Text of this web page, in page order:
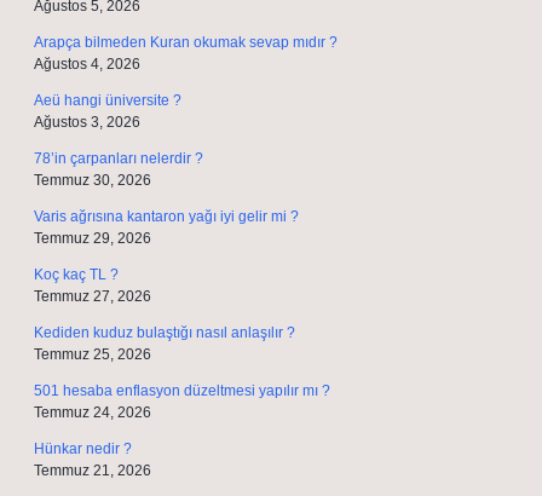
Ağustos 5, 2026
Arapça bilmeden Kuran okumak sevap mıdır ?
Ağustos 4, 2026
Aeü hangi üniversite ?
Ağustos 3, 2026
78’in çarpanları nelerdir ?
Temmuz 30, 2026
Varis ağrısına kantaron yağı iyi gelir mi ?
Temmuz 29, 2026
Koç kaç TL ?
Temmuz 27, 2026
Kediden kuduz bulaştığı nasıl anlaşılır ?
Temmuz 25, 2026
501 hesaba enflasyon düzeltmesi yapılır mı ?
Temmuz 24, 2026
Hünkar nedir ?
Temmuz 21, 2026